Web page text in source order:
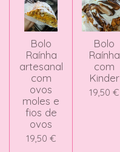
Bolo
Raínha
artesanal
com
ovos
moles e
fios de
ovos
19,50 €
Bolo
Raínha
com
Kinder
19,50 €